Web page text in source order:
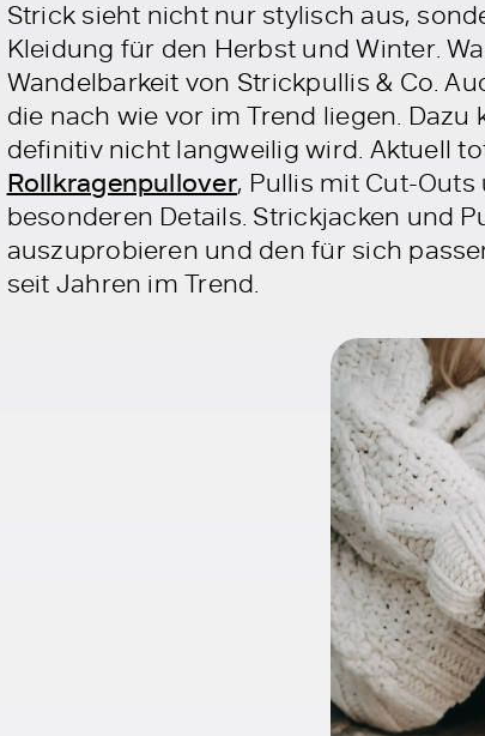
Strick sieht nicht nur stylisch aus,
Kleidung für den Herbst und Winter.
Wandelbarkeit von Strickpullis & Co.
die nach wie vor im Trend liegen.
definitiv nicht langweilig wird. Aktuell
Rollkragenpullover, Pullis mit Cut-
besonderen Details. Strickjacken und
auszuprobieren und den für sich
seit Jahren im Trend.